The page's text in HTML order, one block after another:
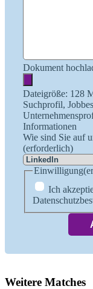
Dokument
Dateigröße: 128
Suchprofil,
Informationen
Wie sind Sie auf
(erforderlich)
Einwilligung
Ich
Weitere Matches